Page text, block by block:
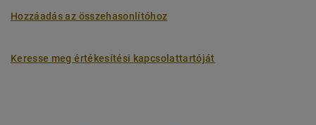
Hozzáadás az összehasonlítóhoz
Keresse meg értékesítési kapcsolattartóját